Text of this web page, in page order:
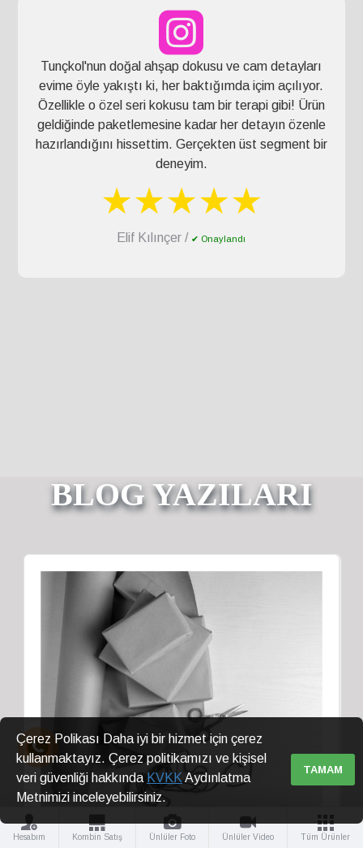
Tunçkol'nun doğal ahşap dokusu ve cam detayları
evime öyle yakıştı ki, her baktığımda içim açılıyor.
Özellikle o özel seri kokusu tam bir terapi gibi! Ürün
geldiğinde paketlemesine kadar her detayın özenle
hazırlandığını hissettim. Gerçekten üst segment bir
deneyim.
★★★★★
Elif Kılınçer / ✔ Onaylandı
BLOG YAZILARI
Hesabım Kombin Satış Ünlüler Foto Ünlüler Video Tüm Ürünler
TAMAM
Çerez Polikası Daha iyi bir hizmet için çerez
kullanmaktayız. Çerez politikamızı ve kişisel
veri güvenliği hakkında KVKK Aydınlatma
Metnimizi inceleyebilirsiniz.